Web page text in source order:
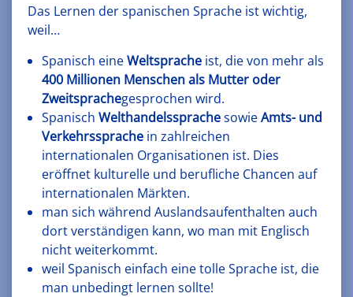
Das Lernen der spanischen Sprache ist wichtig,
weil…
Spanisch eineWeltsprache ist, die von mehr als
400 Millionen Menschen als Mutter oder
Zweitsprachegesprochen wird.
SpanischWelthandelssprachesowieAmts- und
Verkehrssprache in zahlreichen
internationalen Organisationen ist. Dies
eröffnet kulturelle und berufliche Chancen auf
internationalen Märkten.
man sich während Auslandsaufenthalten auch
dort verständigen kann, wo man mit Englisch
nicht weiterkommt.
weil Spanisch einfach eine tolle Sprache ist, die
man unbedingt lernen sollte!